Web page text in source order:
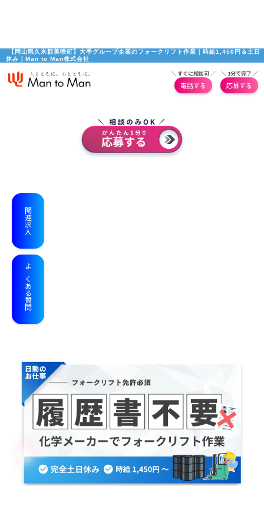
休み｜Man to Man株式会社
＼ すぐに相談可 ／
電話する
＼ 1分で完了 ／
応募する
関連求人
よくある質問